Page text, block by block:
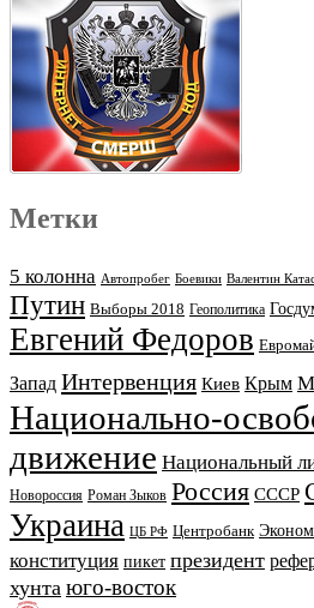
Метки
5 колонна Автопробег Боевики Валентин
Путин Выборы 2018 Геополитика
Евгений Федоров
Запад Интервенция Киев Крым
Национально-
движение Национальный
Новороссия Роман Зыков Россия СССР
Украина ЦБ РФ Центробанк
конституция пикет президент
хунта юго-восток